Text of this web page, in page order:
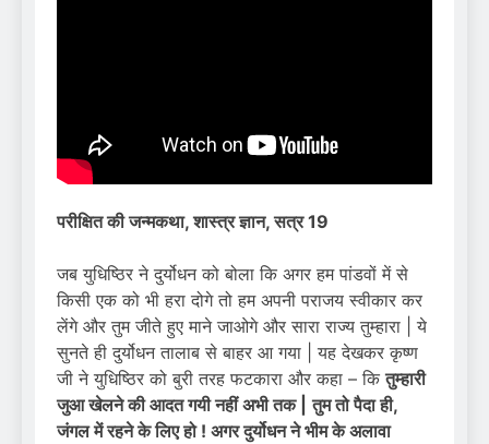
परीक्षित की जन्मकथा, शास्त्र ज्ञान, सत्र 19
जब युधिष्ठिर ने दुर्योधन को बोला कि अगर हम पांडवों में से
किसी एक को भी हरा दोगे तो हम अपनी पराजय स्वीकार कर
लेंगे और तुम जीते हुए माने जाओगे और सारा राज्य तुम्हारा | ये
सुनते ही दुर्योधन तालाब से बाहर आ गया | यह देखकर कृष्ण
जी ने युधिष्ठिर को बुरी तरह फटकारा और कहा – कितुम्हारी
जुआ खेलने की आदत गयी नहीं अभी तक |
तुम तो पैदा ही,
जंगल में रहने के लिए हो ! अगर दुर्योधन ने भीम के अलावा